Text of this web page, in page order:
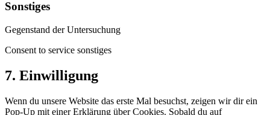
Sonstiges
Gegenstand der Untersuchung
Consent to service sonstiges
7. Einwilligung
Wenn du unsere Website das erste Mal besuchst, zeigen wir dir ein
Pop-Up mit einer Erklärung über Cookies. Sobald du auf